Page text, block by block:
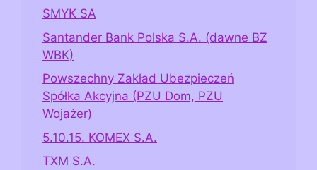
SMYK SA
Santander Bank Polska S.A. (dawne BZ
WBK)
Powszechny Zakład Ubezpieczeń
Spółka Akcyjna (PZU Dom, PZU
Wojażer)
5.10.15. KOMEX S.A.
TXM S.A.